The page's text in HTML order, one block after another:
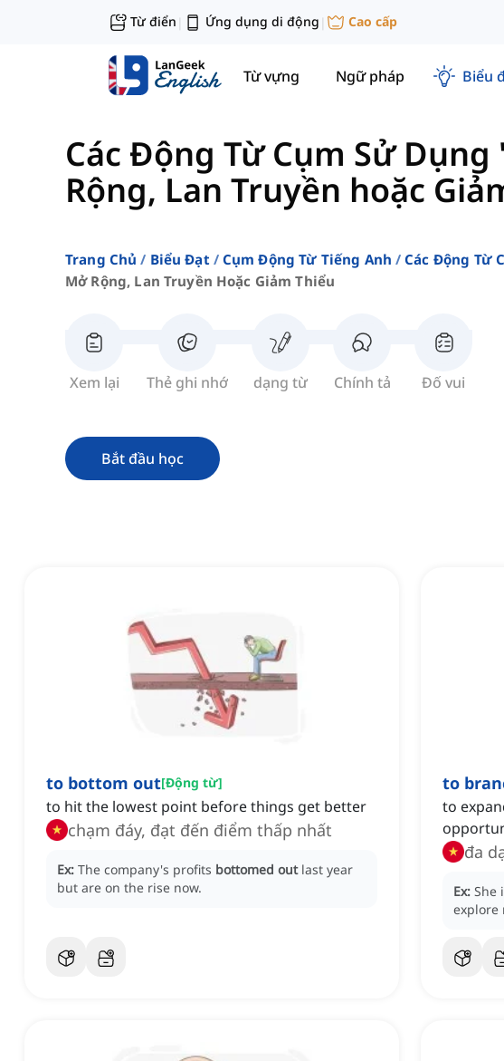
Từ điển | Ứng dụng di động | Cao cấp
Từ vựng Ngữ pháp Biểu
Các Động Từ Cụm Sử
Rộng, Lan Truyền hoặc
Trang Chủ Biểu Đạt Cụm Động Từ Tiếng Anh
Các Động Từ
Mở Rộng, Lan Truyền Hoặc Giảm Thiểu
Xem lại Thẻ ghi nhớ dạng từ Chính tả Đố vui
Bắt đầu học
to bottom out[Động từ]
to hit the lowest point before things get better
chạm đáy, đạt đến điểm thấp nhất
Ex: The company's profits bottomed out last year
but are on the rise now.
to
to
đa
Ex: She
explore